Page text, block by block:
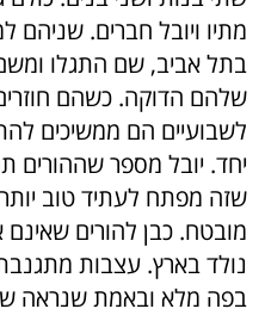
מתיו ויובל חברים. שניהם
בתל אביב, שם התגלו
שלהם הדוקה. כשהם
לשבועיים הם ממשיכים
יחד. יובל מספר שההורים
שזה מפתח לעתיד טוב
מובטח. כבן להורים
נולד בארץ. עצבות
בפה מלא ובאמת שנראה